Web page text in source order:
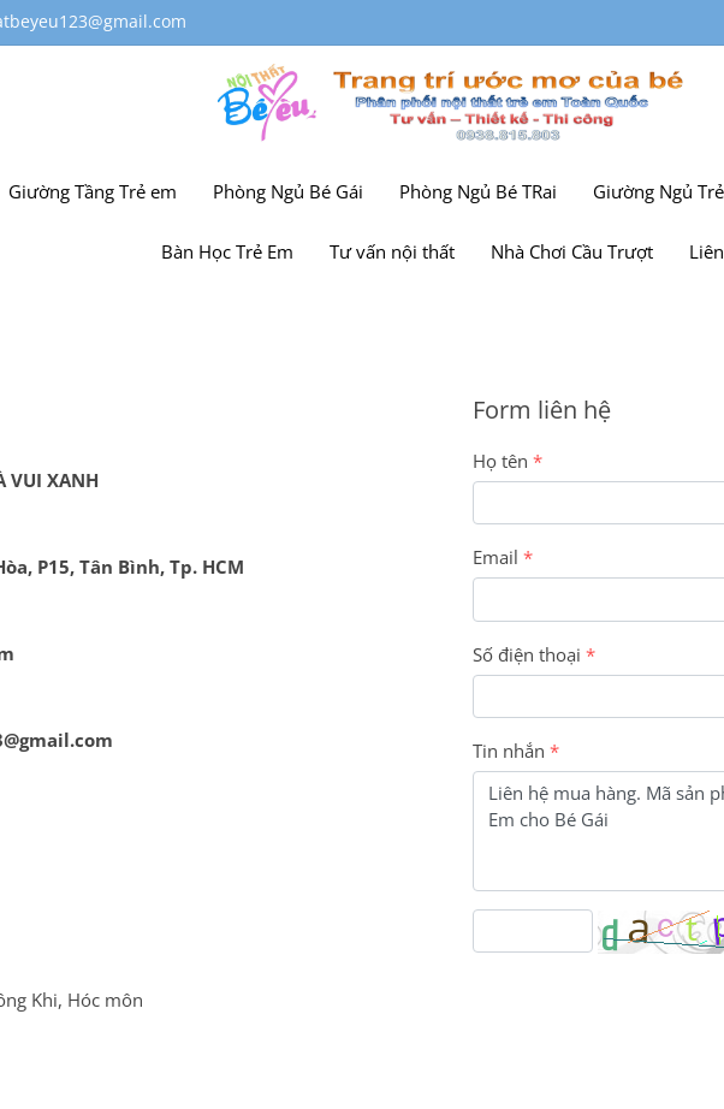
Giường Tầng Trẻ em Phòng Ngủ Bé Gái Phòng Ngủ Bé TRai Giường Ngủ
Bàn Học Trẻ Em Tư vấn nội thất Nhà Chơi Cầu Trượt
VUI XANH
P15, Tân Bình, Tp. HCM
Khi, Hóc môn
Form liên hệ
Họ tên
Email
Số điện thoại
Tin nhắn